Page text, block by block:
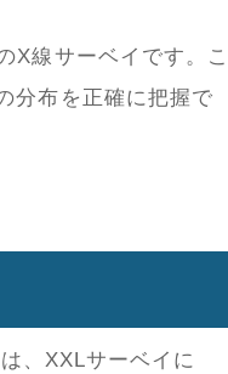
X線サーベイです。こ
分布を正確に把握で
、XXLサーベイに